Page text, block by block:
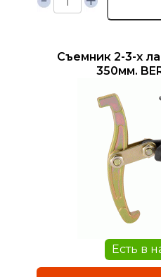
Съемник 2-3-х
350мм.
Есть в